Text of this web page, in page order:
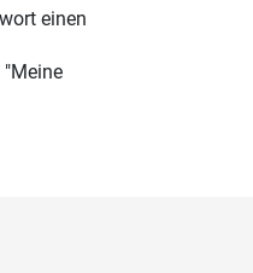
einen